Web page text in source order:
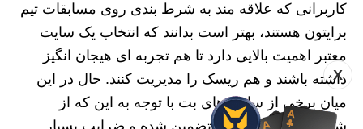
X
کاربرانی که علاقه‌ مند به شرط‌ بندی روی مسابقات تیم
برایتون هستند، بهتر است بدانند که انتخاب یک سایت
معتبر اهمیت بالایی دارد تا هم تجربه‌ ای هیجان‌ انگیز
داشته باشند و هم ریسک را مدیریت کنند. حال در این
میان برخی از سایت‌ های بت با توجه به این که از
شرایط ایده آل، امنیت تضمین شده و ضرایب بسیار